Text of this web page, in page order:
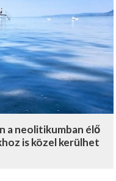
a neolitikumban élő
is közel kerülhet